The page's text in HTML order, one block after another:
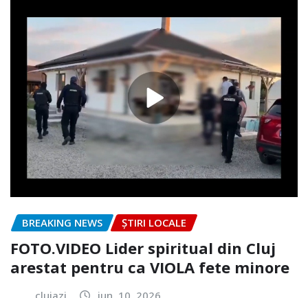
BREAKING NEWS ȘTIRI LOCALE
FOTO.VIDEO Lider spiritual din Cluj
arestat pentru ca VIOLA fete minore
clujazi iun. 10, 2026